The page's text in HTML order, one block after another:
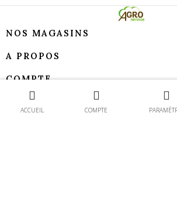
ACCUEIL COMPTE
NOS MAGASINS
A PROPOS
COMPTE
TEMPS D’OUVERTURE